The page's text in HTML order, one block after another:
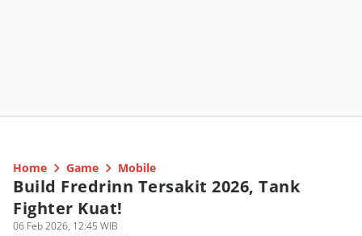
Home Game Mobile
Build Fredrinn Tersakit 2026, Tank
Fighter Kuat!
06 Feb 2026, 12:45 WIB